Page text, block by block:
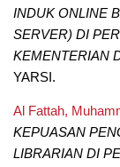
INDUK ONLINE
SERVER) DI
KEMENTERIAN
YARSI.
Al Fattah,
KEPUASAN
LIBRARIAN DI